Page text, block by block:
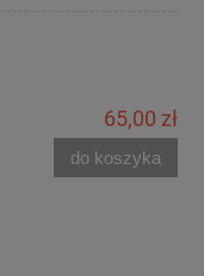
65,00 zł
do koszyka